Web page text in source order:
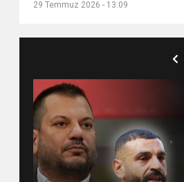
29 Temmuz 2026 - 13:09